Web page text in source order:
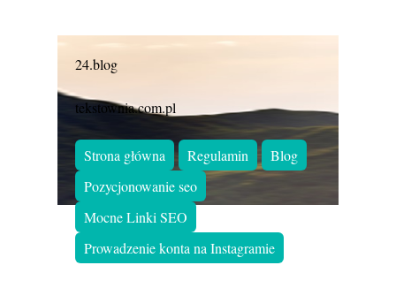
24.blog
tekstownia.com.pl
Strona główna Regulamin
Blog
Pozycjonowanie seo
Mocne Linki SEO
Prowadzenie konta na Instagramie